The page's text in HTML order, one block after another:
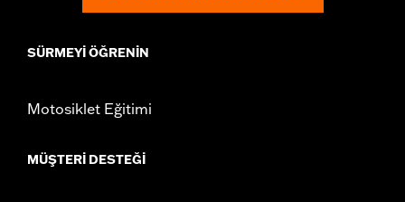
SÜRMEYI ÖĞRENIN
Motosiklet Eğitimi
MÜŞTERI DESTEĞI